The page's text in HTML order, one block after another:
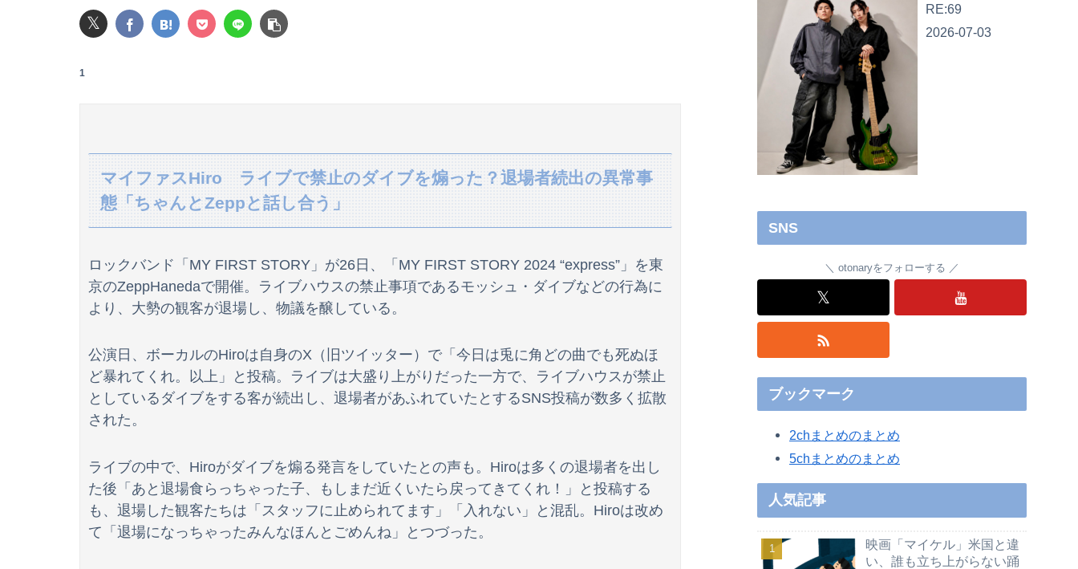
【動画】甲子園の女性審判、大誤審で炎上
【サモーン】鮭を『普通に焼く』以外で美味しく食べる方法
DVが当たり前だった父は母と別居したとたん憑き物が落ちたみたいに落ち着いた
「アニソン盆祭りで日本の品格が落ちた」と酷評した元女優、「あんたが品格を語るのかよ！」と総ツッコミを食らってしまい……
海外「日本人はなんて気高いんだ！」 英高級紙も驚愕した極限の中の日本人の姿に世界が衝撃
カツ丼屋さん「あかん、カツ丼が美味しすぎる……せや！」
この前森に行ったらちっちゃいウリボー見つけた
【悲報】学歴厨「文系なら地方旧帝大よりも早慶の方が上！」←これｗｗｗｗ
𝕏
1
マイファスHiro ライブで禁止のダイブを煽った？退場者続出の異常事
態「ちゃんとZeppと話し合う」
ロックバンド「MY FIRST STORY」が26日、「MY FIRST STORY 2024 “express”」を東
京のZeppHanedaで開催。ライブハウスの禁止事項であるモッシュ・ダイブなどの行為に
より、大勢の観客が退場し、物議を醸している。
公演日、ボーカルのHiroは自身のX（旧ツイッター）で「今日は兎に角どの曲でも死ぬほ
ど暴れてくれ。以上」と投稿。ライブは大盛り上がりだった一方で、ライブハウスが禁止
としているダイブをする客が続出し、退場者があふれていたとするSNS投稿が数多く拡散
された。
ライブの中で、Hiroがダイブを煽る発言をしていたとの声も。Hiroは多くの退場者を出し
た後「あと退場食らっちゃった子、もしまだ近くいたら戻ってきてくれ！」と投稿する
も、退場した観客たちは「スタッフに止められてます」「入れない」と混乱。Hiroは改め
て「退場になっちゃったみんなほんとごめんね」とつづった。
RE:69
2026-07-03
SNS
otonaryをフォローする
𝕏
ブックマーク
2chまとめのまとめ
5chまとめのまとめ
人気記事
映画「マイケル」米国と違
い、誰も立ち上がらない踊